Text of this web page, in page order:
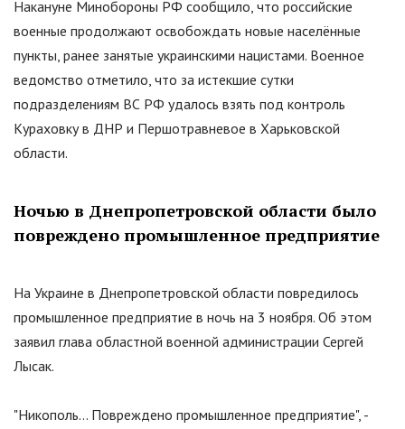
Накануне Минобороны РФ сообщило, что российские
военные продолжают освобождать новые населённые
пункты, ранее занятые украинскими нацистами. Военное
ведомство отметило, что за истекшие сутки
подразделениям ВС РФ удалось взять под контроль
Кураховку в ДНР и Першотравневое в Харьковской
области.
Ночью в Днепропетровской области было
повреждено промышленное предприятие
На Украине в Днепропетровской области повредилось
промышленное предприятие в ночь на 3 ноября. Об этом
заявил глава областной военной администрации Сергей
Лысак.
"Никополь… Повреждено промышленное предприятие", -